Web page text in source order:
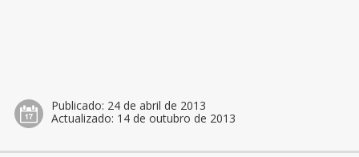
Publicado: 24 de abril de 2013
Actualizado: 14 de outubro de 2013